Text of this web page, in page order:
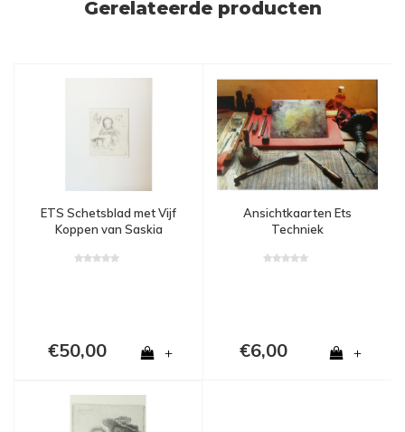
Gerelateerde producten
ETS Schetsblad met Vijf
Koppen van Saskia
€50,00 +
Ansichtkaarten Ets
Techniek
€6,00 +